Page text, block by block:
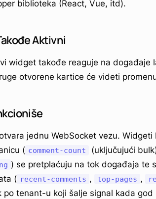
biblioteka (React, Vue, itd).
Aktivni
widget takođe reaguje na događaje
otvorene kartice će videti
jednu WebSocket vezu.
( comment-count (uključujući
) se pretplaćuju na tok događaja te
( recent-comments , top-pages ,
po tenant-u koji šalje signal kada